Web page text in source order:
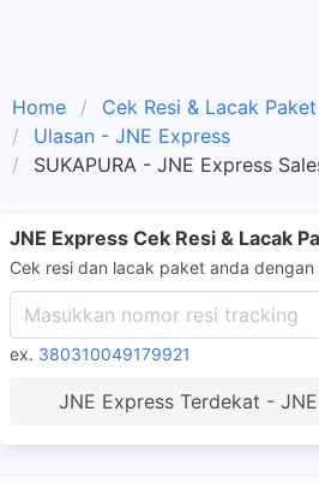
Home
Cek Resi & Lacak
Ulasan - JNE Express
SUKAPURA - JNE Express
JNE Express Cek Resi & Lacak
Cek resi dan lacak paket anda
ex. 380310049179921
JNE Express Terdekat -